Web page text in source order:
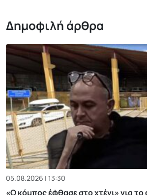
Δημοφιλή άρθρα
05.08.2026 | 13:30
«Ο κόμπος έφθασε στο χτένι» για